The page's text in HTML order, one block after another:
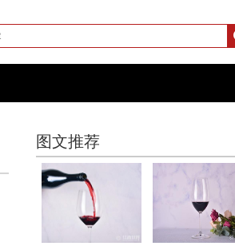
图文推荐